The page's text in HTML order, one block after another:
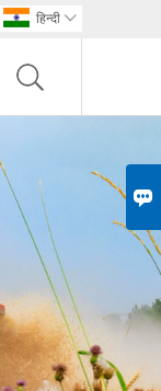

हिन्दी 